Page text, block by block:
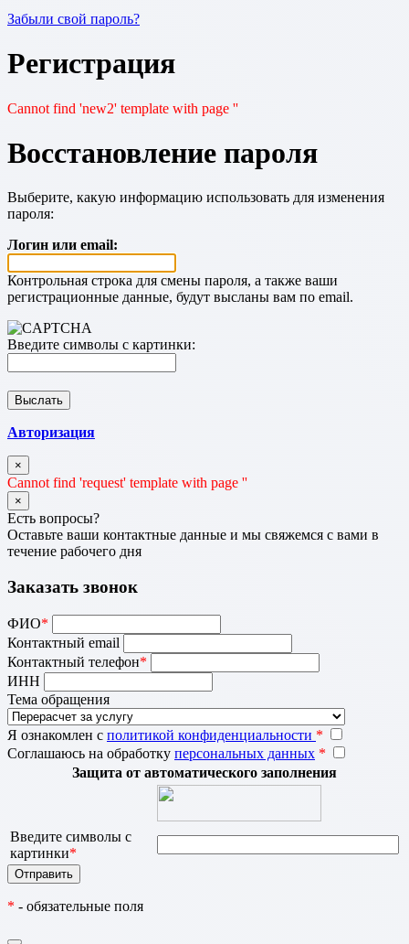
Забыли свой пароль?
Регистрация
Cannot find 'new2' template with page ''
Восстановление пароля
Выберите, какую информацию использовать для изменения
пароля:
Логин или email:
Контрольная строка для смены пароля, а также ваши
регистрационные данные, будут высланы вам по email.
Введите символы с картинки:
Авторизация
×
Cannot find 'request' template with page ''
×
Есть вопросы?
Оставьте ваши контактные данные и мы свяжемся с вами в
течение рабочего дня
Заказать звонок
ФИО*
Контактный email
Контактный телефон*
ИНН
Тема обращения
Я ознакомлен с политикой конфиденциальности *
Соглашаюсь на обработку персональных данных *
Защита от автоматического заполнения
Введите символы с
картинки*
* - обязательные поля